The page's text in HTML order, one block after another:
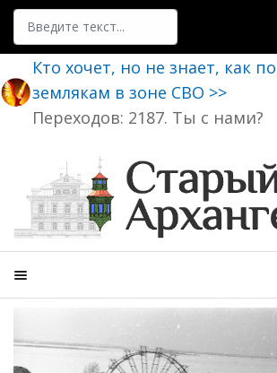
Поиск
Кто хочет, но не знает, как
землякам в зоне СВО >>
Переходов: 2187. Ты с нами?